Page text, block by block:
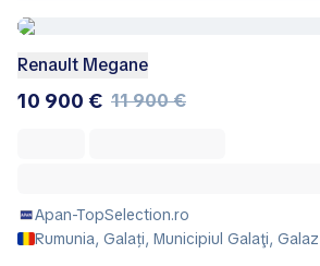
Renault Megane
10 900 € 11 900 €
Apan-TopSelection.ro
Rumunia, Galați, Municipiul Galaţi, Galaz